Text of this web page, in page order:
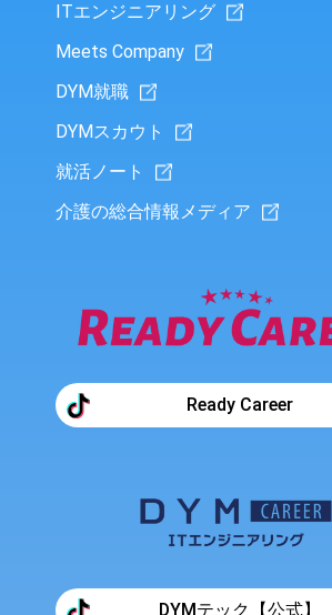
ITエンジニアリング
Meets Company
DYM就職
DYMスカウト
就活ノート
介護の総合情報メディア
Ready Career
DYMテック【公式】